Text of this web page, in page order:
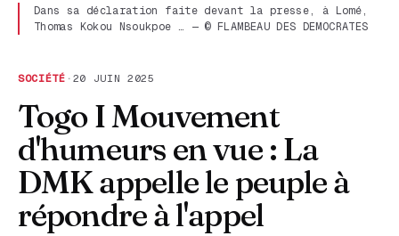
Dans sa déclaration faite devant la presse, à Lomé,
Thomas Kokou Nsoukpoe … — © FLAMBEAU DES DEMOCRATES
SOCIÉTÉ · 20 JUIN 2025
Togo I Mouvement
d'humeurs en vue : La
DMK appelle le peuple à
répondre à l'appel